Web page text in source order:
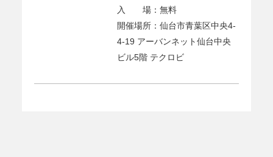
入 場：無料
開催場所：仙台市青葉区中央4-
4-19 アーバンネット仙台中央
ビル5階 テクロビ